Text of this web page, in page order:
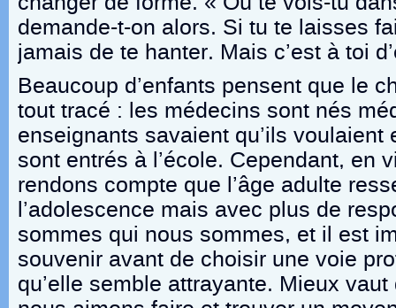
demande-t-on alors. Si tu te laisses
jamais de te hanter. Mais c’est à toi
Beaucoup d’enfants pensent que le
tout tracé : les médecins sont nés
enseignants savaient qu’ils voulaient
sont entrés à l’école. Cependant, en
rendons compte que l’âge adulte
l’adolescence mais avec plus de
sommes qui nous sommes, et il est
souvenir avant de choisir une voie
qu’elle semble attrayante. Mieux